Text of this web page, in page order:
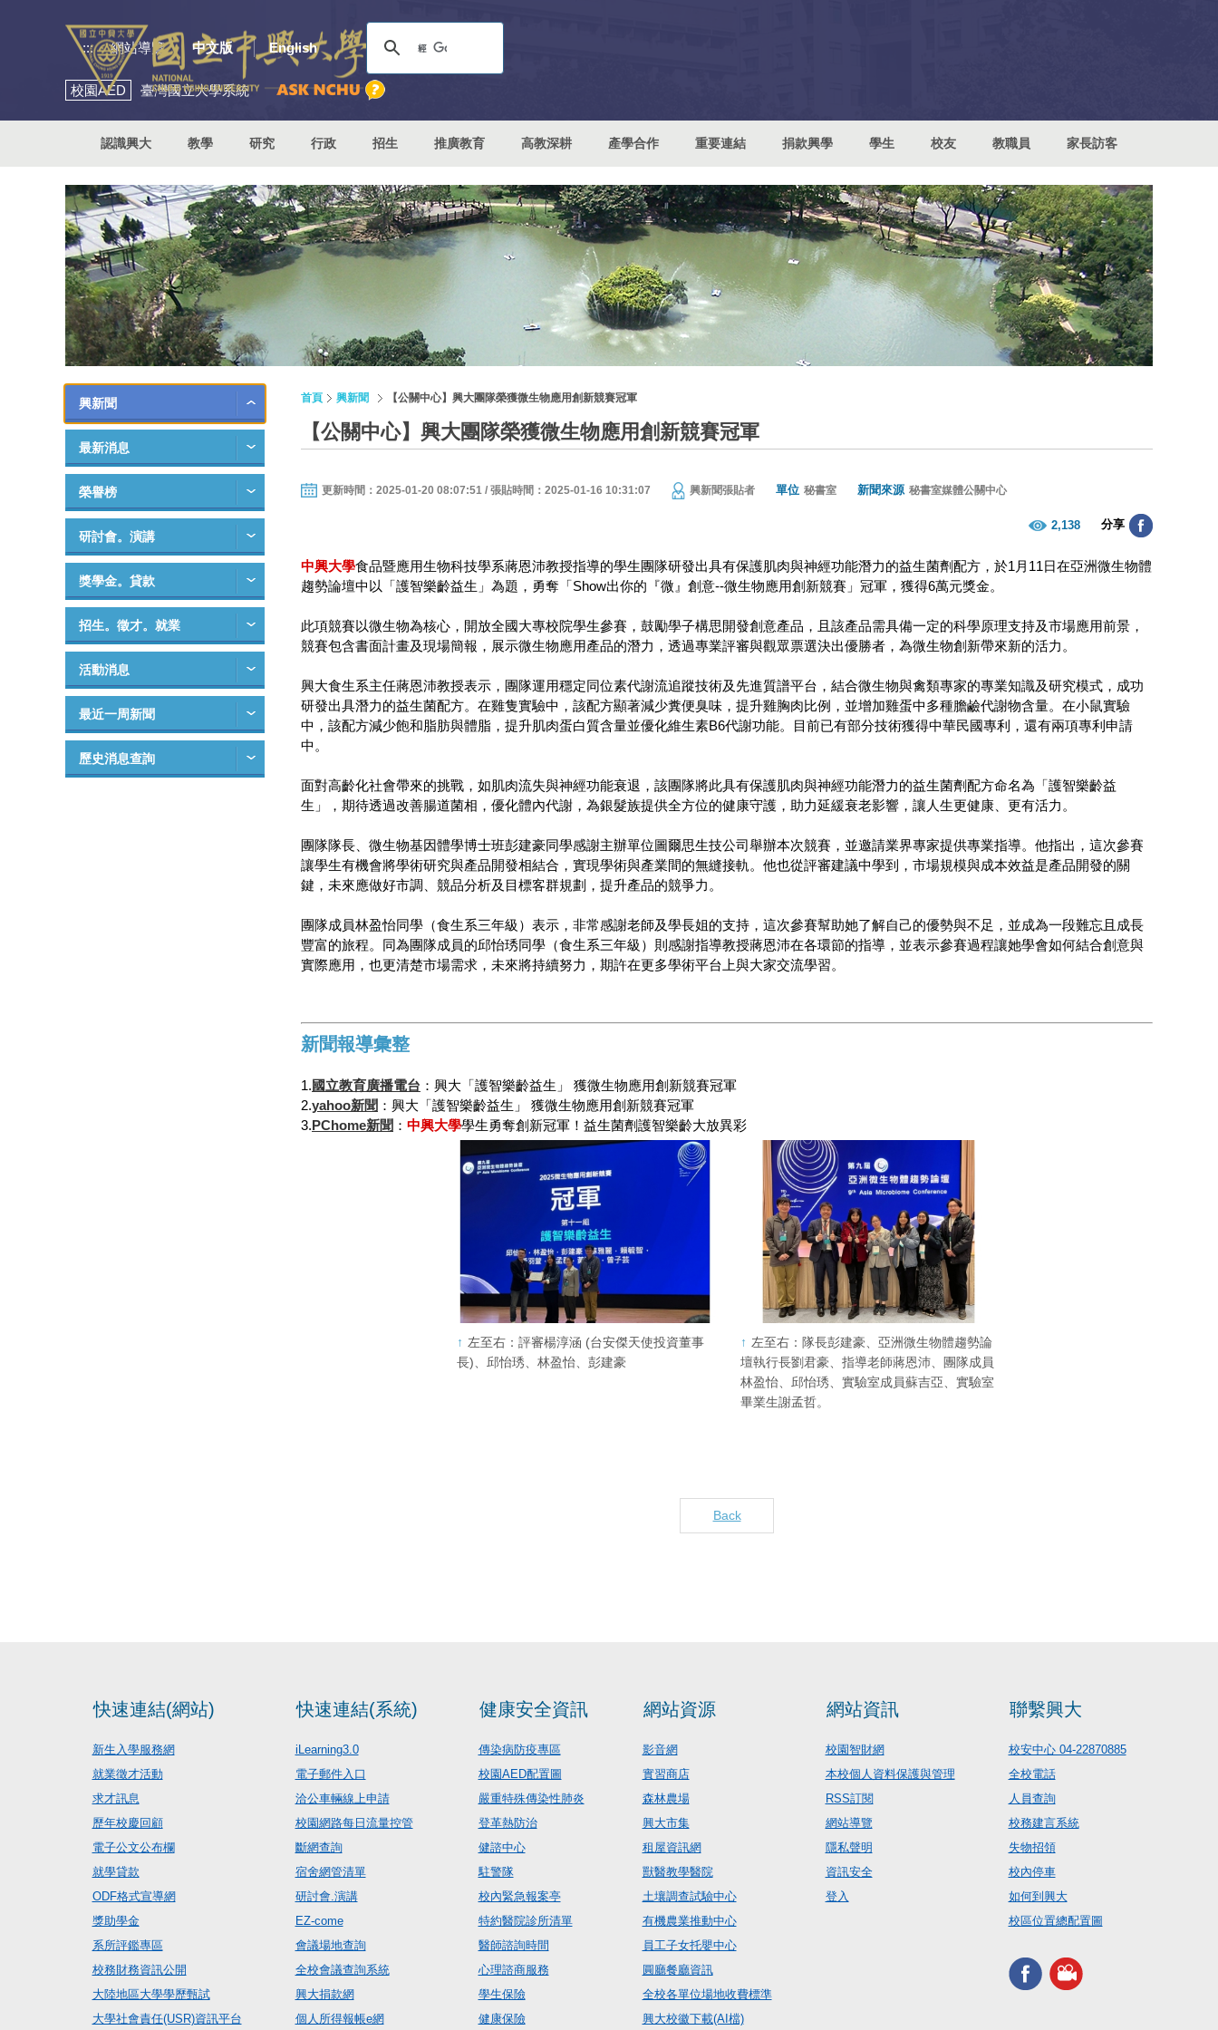
::: 網站導覽 中文版 English
校園AED 臺灣國立大學系統
認識興大 教學 研究 行政 招生 推廣教育 高教深耕 產學合作 重要連結 捐款興學 學生 校友 教職員 家長訪客
興新聞
最新消息
榮譽榜
研討會。演講
獎學金。貸款
招生。徵才。就業
活動消息
最近一周新聞
歷史消息查詢
首頁 興新聞 【公關中心】興大團隊榮獲微生物應用創新競賽冠軍
【公關中心】興大團隊榮獲微生物應用創新競賽冠軍
更新時間：2025-01-20 08:07:51 / 張貼時間：2025-01-16 10:31:07 興新聞張貼者 單位 秘書室 新聞來源 秘書室媒體公關中心
2,138 分享
中興大學食品暨應用生物科技學系蔣恩沛教授指導的學生團隊研發出具有保護肌肉與神經功能潛力的益生菌劑配方，於1月11日在亞洲微生物體
趨勢論壇中以「護智樂齡益生」為題，勇奪「Show出你的『微』創意--微生物應用創新競賽」冠軍，獲得6萬元獎金。
此項競賽以微生物為核心，開放全國大專校院學生參賽，鼓勵學子構思開發創意產品，且該產品需具備一定的科學原理支持及市場應用前景，
競賽包含書面計畫及現場簡報，展示微生物應用產品的潛力，透過專業評審與觀眾票選決出優勝者，為微生物創新帶來新的活力。
興大食生系主任蔣恩沛教授表示，團隊運用穩定同位素代謝流追蹤技術及先進質譜平台，結合微生物與禽類專家的專業知識及研究模式，成功
研發出具潛力的益生菌配方。在雞隻實驗中，該配方顯著減少糞便臭味，提升雞胸肉比例，並增加雞蛋中多種膽鹼代謝物含量。在小鼠實驗
中，該配方減少飽和脂肪與體脂，提升肌肉蛋白質含量並優化維生素B6代謝功能。目前已有部分技術獲得中華民國專利，還有兩項專利申請
中。
面對高齡化社會帶來的挑戰，如肌肉流失與神經功能衰退，該團隊將此具有保護肌肉與神經功能潛力的益生菌劑配方命名為「護智樂齡益
生」，期待透過改善腸道菌相，優化體內代謝，為銀髮族提供全方位的健康守護，助力延緩衰老影響，讓人生更健康、更有活力。
團隊隊長、微生物基因體學博士班彭建豪同學感謝主辦單位圖爾思生技公司舉辦本次競賽，並邀請業界專家提供專業指導。他指出，這次參賽
讓學生有機會將學術研究與產品開發相結合，實現學術與產業間的無縫接軌。他也從評審建議中學到，市場規模與成本效益是產品開發的關
鍵，未來應做好市調、競品分析及目標客群規劃，提升產品的競爭力。
團隊成員林盈怡同學（食生系三年級）表示，非常感謝老師及學長姐的支持，這次參賽幫助她了解自己的優勢與不足，並成為一段難忘且成長
豐富的旅程。同為團隊成員的邱怡琇同學（食生系三年級）則感謝指導教授蔣恩沛在各環節的指導，並表示參賽過程讓她學會如何結合創意與
實際應用，也更清楚市場需求，未來將持續努力，期許在更多學術平台上與大家交流學習。
新聞報導彙整
1.國立教育廣播電台 ：興大「護智樂齡益生」 獲微生物應用創新競賽冠軍
2.yahoo新聞 ：興大「護智樂齡益生」 獲微生物應用創新競賽冠軍
3.PChome新聞 ： 中興大學學生勇奪創新冠軍！益生菌劑護智樂齡大放異彩
左至右：評審楊淳涵 (台安傑天使投資董事
長)、邱怡琇、林盈怡、彭建豪
左至右：隊長彭建豪、亞洲微生物體趨勢論
壇執行長劉君豪、指導老師蔣恩沛、團隊成員
林盈怡、邱怡琇、實驗室成員蘇吉亞、實驗室
畢業生謝孟哲。
Back
快速連結(網站)
新生入學服務網
就業徵才活動
求才訊息
歷年校慶回顧
電子公文公布欄
就學貸款
ODF格式宣導網
獎助學金
系所評鑑專區
校務財務資訊公開
大陸地區大學學歷甄試
大學社會責任(USR)資訊平台
快速連結(系統)
iLearning3.0
電子郵件入口
洽公車輛線上申請
校園網路每日流量控管
斷網查詢
宿舍網管清單
研討會.演講
EZ-come
會議場地查詢
全校會議查詢系統
興大捐款網
個人所得報帳e網
健康安全資訊
傳染病防疫專區
校園AED配置圖
嚴重特殊傳染性肺炎
登革熱防治
健諮中心
駐警隊
校內緊急報案亭
特約醫院診所清單
醫師諮詢時間
心理諮商服務
學生保險
健康保險
網站資源
影音網
實習商店
森林農場
興大市集
租屋資訊網
獸醫教學醫院
土壤調查試驗中心
有機農業推動中心
員工子女托嬰中心
圓廳餐廳資訊
全校各單位場地收費標準
興大校徽下載(AI檔)
網站資訊
校園智財網
本校個人資料保護與管理
RSS訂閱
網站導覽
隱私聲明
資訊安全
登入
聯繫興大
校安中心 04-22870885
全校電話
人員查詢
校務建言系統
失物招領
校內停車
如何到興大
校區位置總配置圖